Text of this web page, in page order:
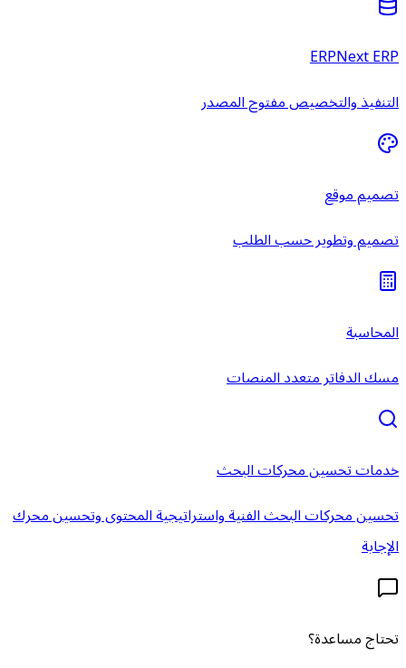
ERPNext ERP
التنفيذ والتخصيص مفتوح المصدر
تصميم موقع
تصميم وتطوير حسب الطلب
المحاسبة
مسك الدفاتر متعدد المنصات
خدمات تحسين محركات البحث
تحسين محركات البحث الفنية واستراتيجية المحتوى وتحسين محرك
الإجابة
تحتاج مساعدة؟